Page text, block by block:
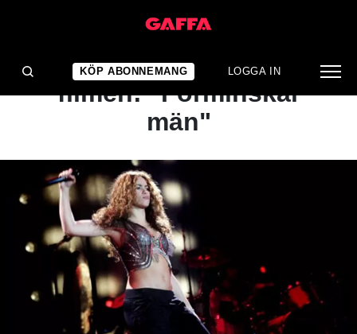
KÖP ABONNEMANG LOGGA IN
NYHET
Shakira om Barbie-
filmen: "Förminskar
män"